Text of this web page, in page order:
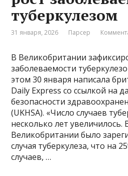
туберкулезом
31 января, 2026 Парсер
В Великобритании
заболеваемости
этом 30 января написала
Daily Express со ссылкой на
безопасности
(UKHSA). «Число случаев
несколько лет увеличилось.
Великобритании было
случая туберкулеза, что на
случаев, …